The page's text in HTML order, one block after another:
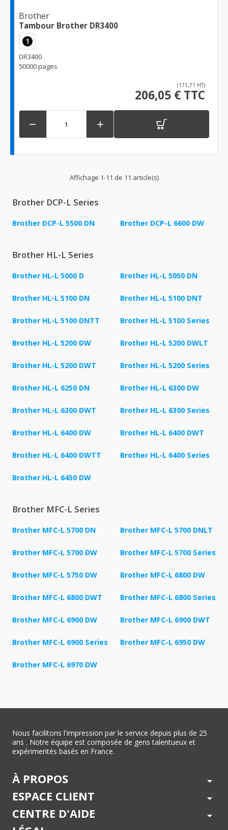
Brother
Tambour Brother DR3400
1
DR3400
50000 pages
(171,71 HT)
206,05 € TTC
 
Affichage 1-11 de 11 article(s)
Brother DCP-L Series
Brother DCP-L 5500 DN Brother DCP-L 6600 DW
Brother HL-L Series
Brother HL-L 5000 D Brother HL-L 5050 DN
Brother HL-L 5100 DN Brother HL-L 5100 DNT
Brother HL-L 5100 DNTT Brother HL-L 5100 Series
Brother HL-L 5200 DW Brother HL-L 5200 DWLT
Brother HL-L 5200 DWT Brother HL-L 5200 Series
Brother HL-L 6250 DN Brother HL-L 6300 DW
Brother HL-L 6300 DWT Brother HL-L 6300 Series
Brother HL-L 6400 DW Brother HL-L 6400 DWT
Brother HL-L 6400 DWTT Brother HL-L 6400 Series
Brother HL-L 6450 DW
Brother MFC-L Series
Brother MFC-L 5700 DN Brother MFC-L 5700 DNLT
Brother MFC-L 5700 DW Brother MFC-L 5700 Series
Brother MFC-L 5750 DW Brother MFC-L 6800 DW
Brother MFC-L 6800 DWT Brother MFC-L 6800 Series
Brother MFC-L 6900 DW Brother MFC-L 6900 DWT
Brother MFC-L 6900 Series Brother MFC-L 6950 DW
Brother MFC-L 6970 DW
Nous facilitons l'impression par le service depuis plus de 25
ans . Notre équipe est composée de gens talentueux et
expérimentés basés en France.
À PROPOS arrow_drop_down
ESPACE CLIENT arrow_drop_down
CENTRE D'AIDE arrow_drop_down